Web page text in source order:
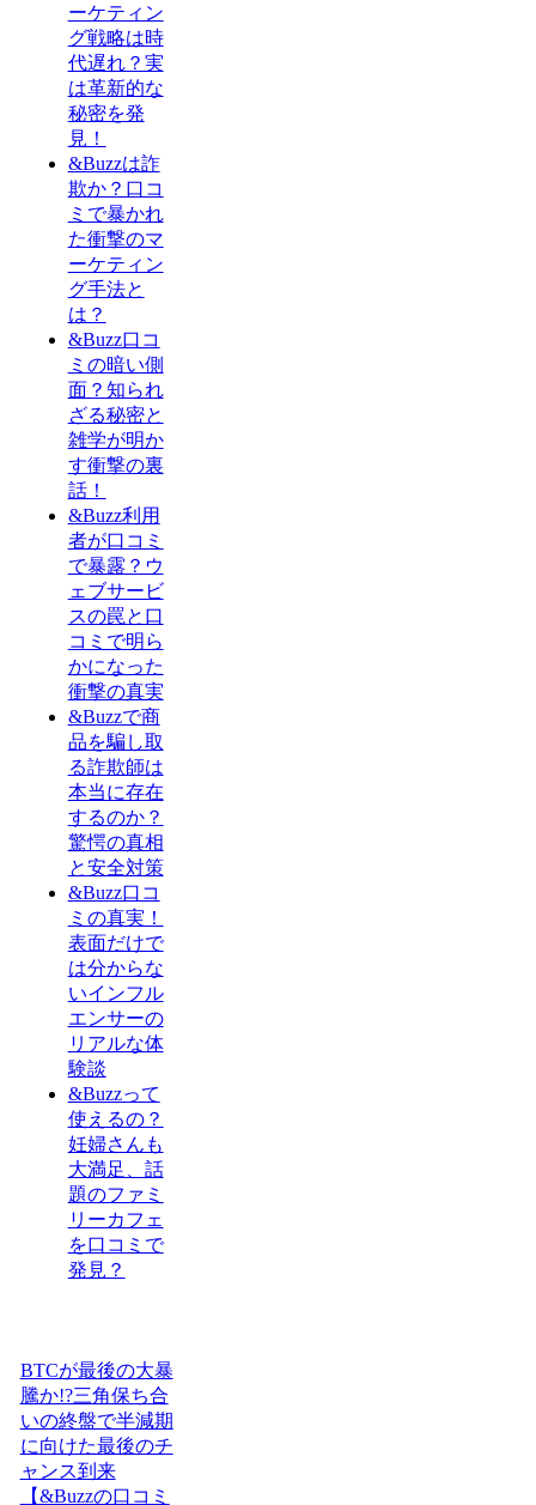
ーケティン
グ戦略は時
代遅れ？実
は革新的な
秘密を発
見！
&Buzzは詐
欺か？口コ
ミで暴かれ
た衝撃のマ
ーケティン
グ手法と
は？
&Buzz口コ
ミの暗い側
面？知られ
ざる秘密と
雑学が明か
す衝撃の裏
話！
&Buzz利用
者が口コミ
で暴露？ウ
ェブサービ
スの罠と口
コミで明ら
かになった
衝撃の真実
&Buzzで商
品を騙し取
る詐欺師は
本当に存在
するのか？
驚愕の真相
と安全対策
&Buzz口コ
ミの真実！
表面だけで
は分からな
いインフル
エンサーの
リアルな体
験談
&Buzzって
使えるの？
妊婦さんも
大満足、話
題のファミ
リーカフェ
を口コミで
発見？
BTCが最後の大暴
騰か!?三角保ち合
いの終盤で半減期
に向けた最後のチ
ャンス到来
【&Buzzの口コミ